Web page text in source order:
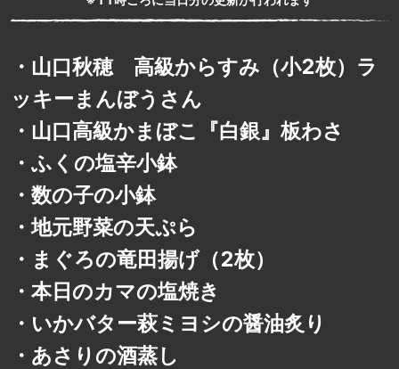
・ 山口秋穂 高級からすみ（小2枚）ラ
ッキーまんぼうさん
・ 山口高級かまぼこ『白銀』板わさ
・ ふくの塩辛小鉢
・ 数の子の小鉢
・地元野菜の天ぷら
・ まぐろの竜田揚げ（2枚）
・ 本日のカマの塩焼き
・ いかバター萩ミヨシの醤油炙り
・ あさりの酒蒸し